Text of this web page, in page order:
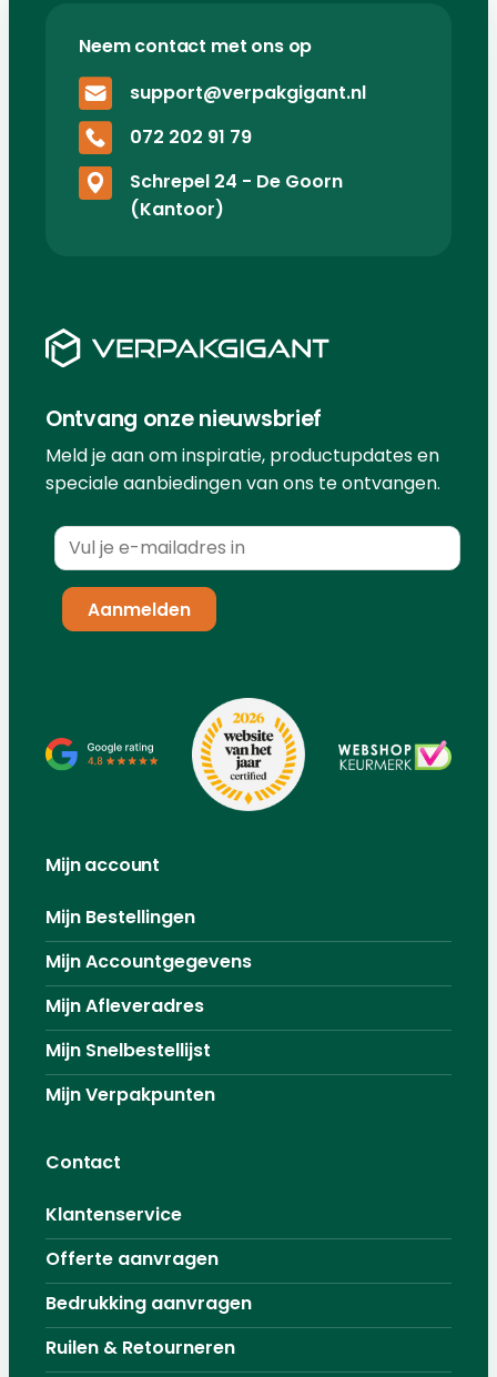
Neem contact met ons op
support@verpakgigant.nl
072 202 91 79
Schrepel 24 - De Goorn
(Kantoor)
Ontvang onze nieuwsbrief
Meld je aan om inspiratie, productupdates en
speciale aanbiedingen van ons te ontvangen.
Mijn account
Mijn Bestellingen
Mijn Accountgegevens
Mijn Afleveradres
Mijn Snelbestellijst
Mijn Verpakpunten
Contact
Klantenservice
Offerte aanvragen
Bedrukking aanvragen
Ruilen & Retourneren